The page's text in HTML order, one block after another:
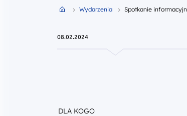
Przejdź do strony głównej portalu
Wydarzenia Spotkanie
08.02.2024
DLA KOGO